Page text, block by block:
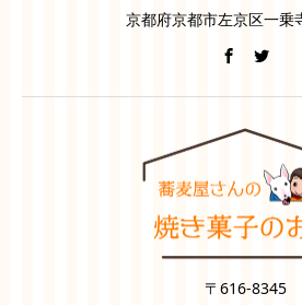
京都府京都市左京区一乗
〒616-8345